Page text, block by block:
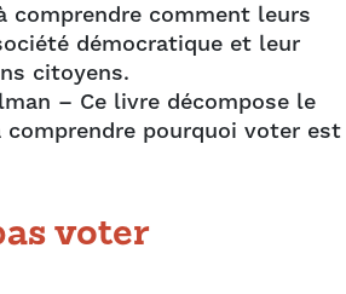
comprendre comment leurs
démocratique et leur
citoyens.
– Ce livre décompose le
pourquoi voter est
voter